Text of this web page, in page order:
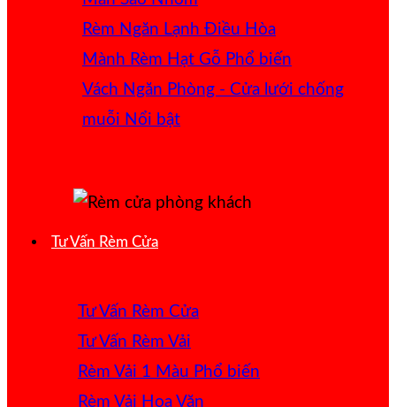
Rèm Ngăn Lạnh Điều Hòa
Mành Rèm Hạt Gỗ
Vách Ngăn Phòng - Cửa lưới chống
muỗi
Tư Vấn Rèm Cửa
Tư Vấn Rèm Cửa
Tư Vấn Rèm Vải
Rèm Vải 1 Màu
Rèm Vải Hoa Văn